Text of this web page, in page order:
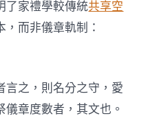
了家禮學較傳統共享空
而非儀章軌制：
言之，則名分之守，愛
章度數者，其文也。